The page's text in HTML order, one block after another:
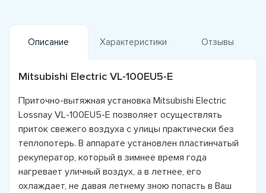
Описание Характеристики Отзывы
Mitsubishi Electric VL-100EU5-E
Приточно-вытяжная установка Mitsubishi Electric
Lossnay VL-100EU5-E позволяет осуществлять
приток свежего воздуха с улицы практически без
теплопотерь. В аппарате установлен пластинчатый
рекуператор, который в зимнее время года
нагревает уличный воздух, а в летнее, его
охлаждает, не давая летнему зною попасть в Ваш